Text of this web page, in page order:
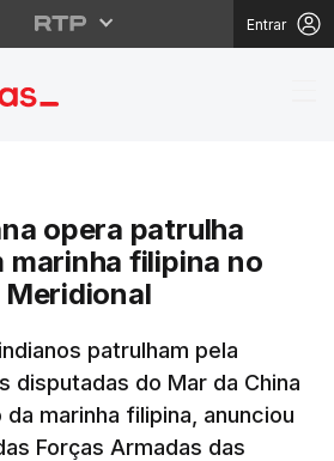
Entrar
indiana
opera patrulha
marinha filipina no
Meridional
patrulham pela
disputadas do Mar da China
marinha filipina, anunciou
Forças Armadas das